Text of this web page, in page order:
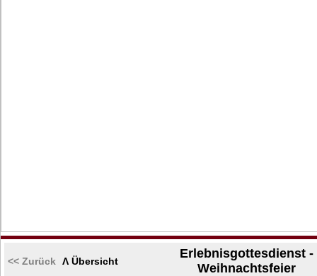
<< Zurück Λ Übersicht
Erlebnisgottesdienst -
Weihnachtsfeier